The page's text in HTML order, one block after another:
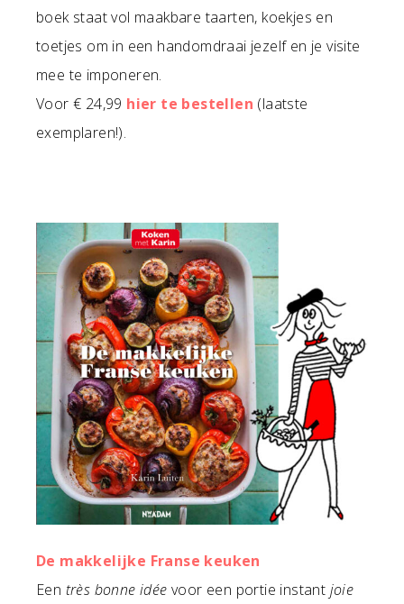
boek staat vol maakbare taarten, koekjes en
toetjes om in een handomdraai jezelf en je visite
mee te imponeren.
Voor € 24,99 hier te bestellen (laatste
exemplaren!).
De makkelijke Franse keuken
Een très bonne idée voor een portie instant joie